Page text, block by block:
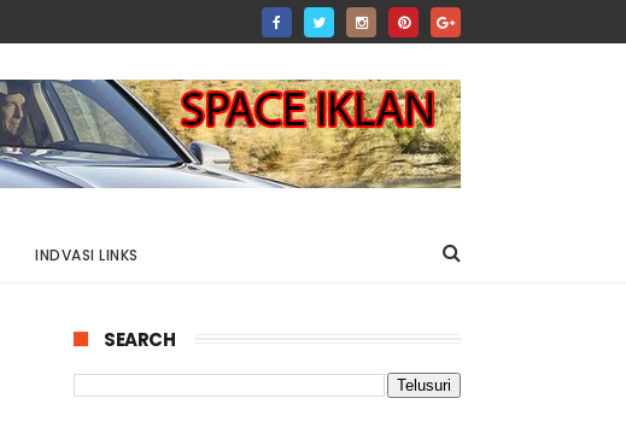
INDVASI LINKS
SEARCH